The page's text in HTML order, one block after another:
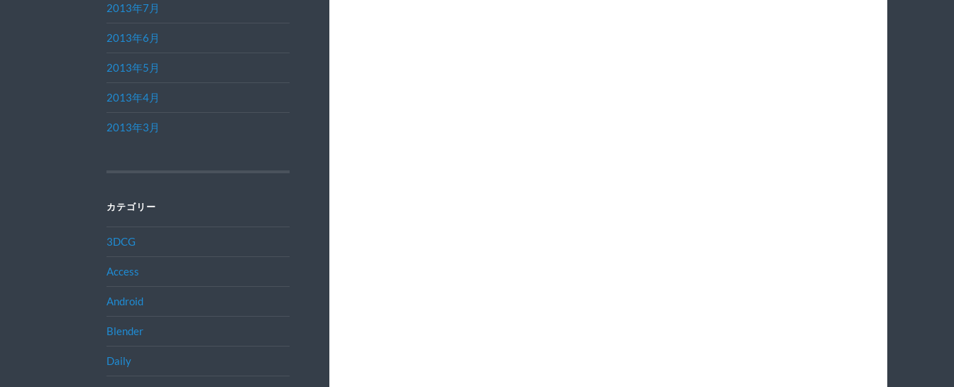
2013年7月
2013年6月
2013年5月
2013年4月
2013年3月
カテゴリー
3DCG
Access
Android
Blender
Daily